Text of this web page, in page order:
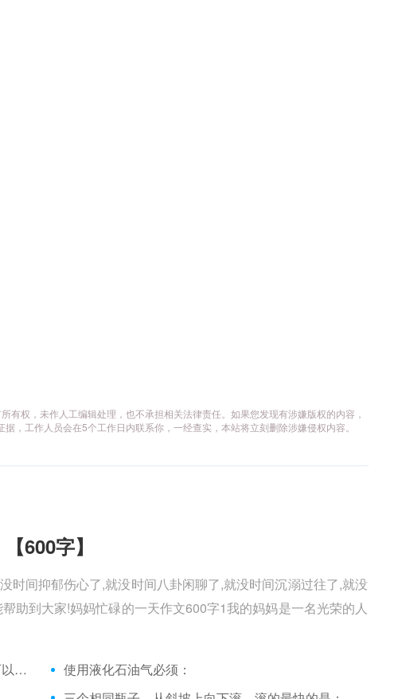
有权，未作人工编辑处理，也不承担相关法律责任。如果您发现有涉嫌版权的内容，
，工作人员会在5个工作日内联系你，一经查实，本站将立刻删除涉嫌侵权内容。
600字】
时间抑郁伤心了,就没时间八卦闲聊了,就没时间沉溺过往了,就没
助到大家!妈妈忙碌的一天作文600字1我的妈妈是一名光荣的人
水银温度计摔碎后，为了防止汞蒸气中毒，可以用什么来清除？
使用液化石油气必须：